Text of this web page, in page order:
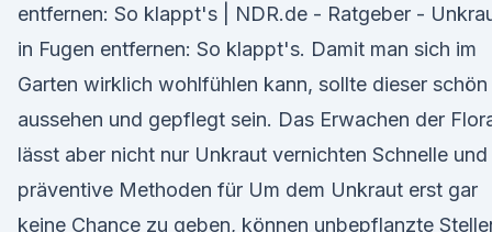
entfernen: So klappt's | NDR.de - Ratgeber -
in Fugen entfernen: So klappt's. Damit man sich im
Garten wirklich wohlfühlen kann, sollte dieser schön
aussehen und gepflegt sein. Das Erwachen der
lässt aber nicht nur Unkraut vernichten Schnelle und
präventive Methoden für Um dem Unkraut erst gar
keine Chance zu geben, können unbepflanzte